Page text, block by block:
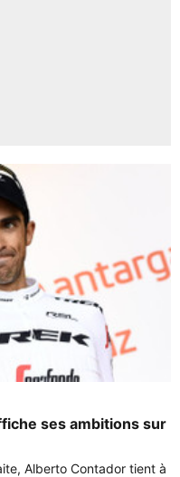
ses ambitions sur
Alberto Contador tient à